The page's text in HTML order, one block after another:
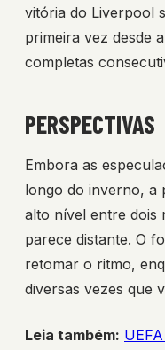
vitória do Liverpool
primeira vez desde
completas
PERSPECTIVAS
Embora as
longo do inverno, a
alto nível entre dois
parece distante. O
retomar o ritmo,
diversas vezes que
Leia também: